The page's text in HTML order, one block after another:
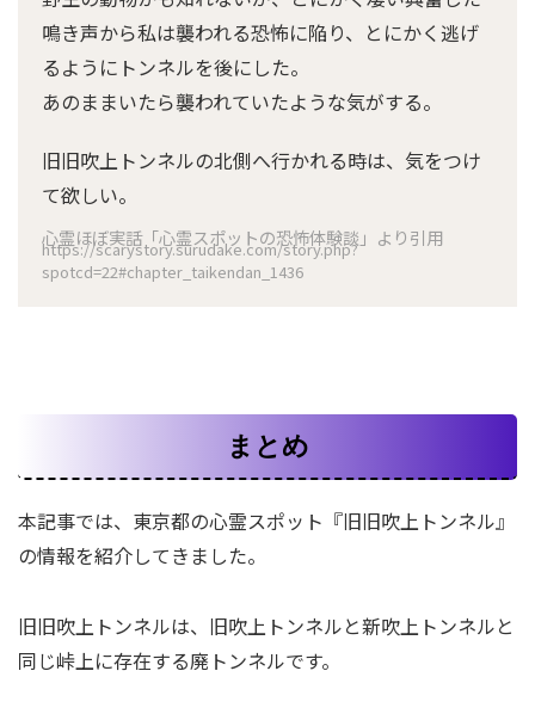
鳴き声から私は襲われる恐怖に陥り、とにかく逃げ
るようにトンネルを後にした。
あのままいたら襲われていたような気がする。
旧旧吹上トンネルの北側へ行かれる時は、気をつけ
て欲しい。
心霊ほぼ実話「心霊スポットの恐怖体験談」より引用
https://scarystory.surudake.com/story.php?
spotcd=22#chapter_taikendan_1436
まとめ
本記事では、東京都の心霊スポット『旧旧吹上トンネル』
の情報を紹介してきました。
旧旧吹上トンネルは、旧吹上トンネルと新吹上トンネルと
同じ峠上に存在する廃トンネルです。